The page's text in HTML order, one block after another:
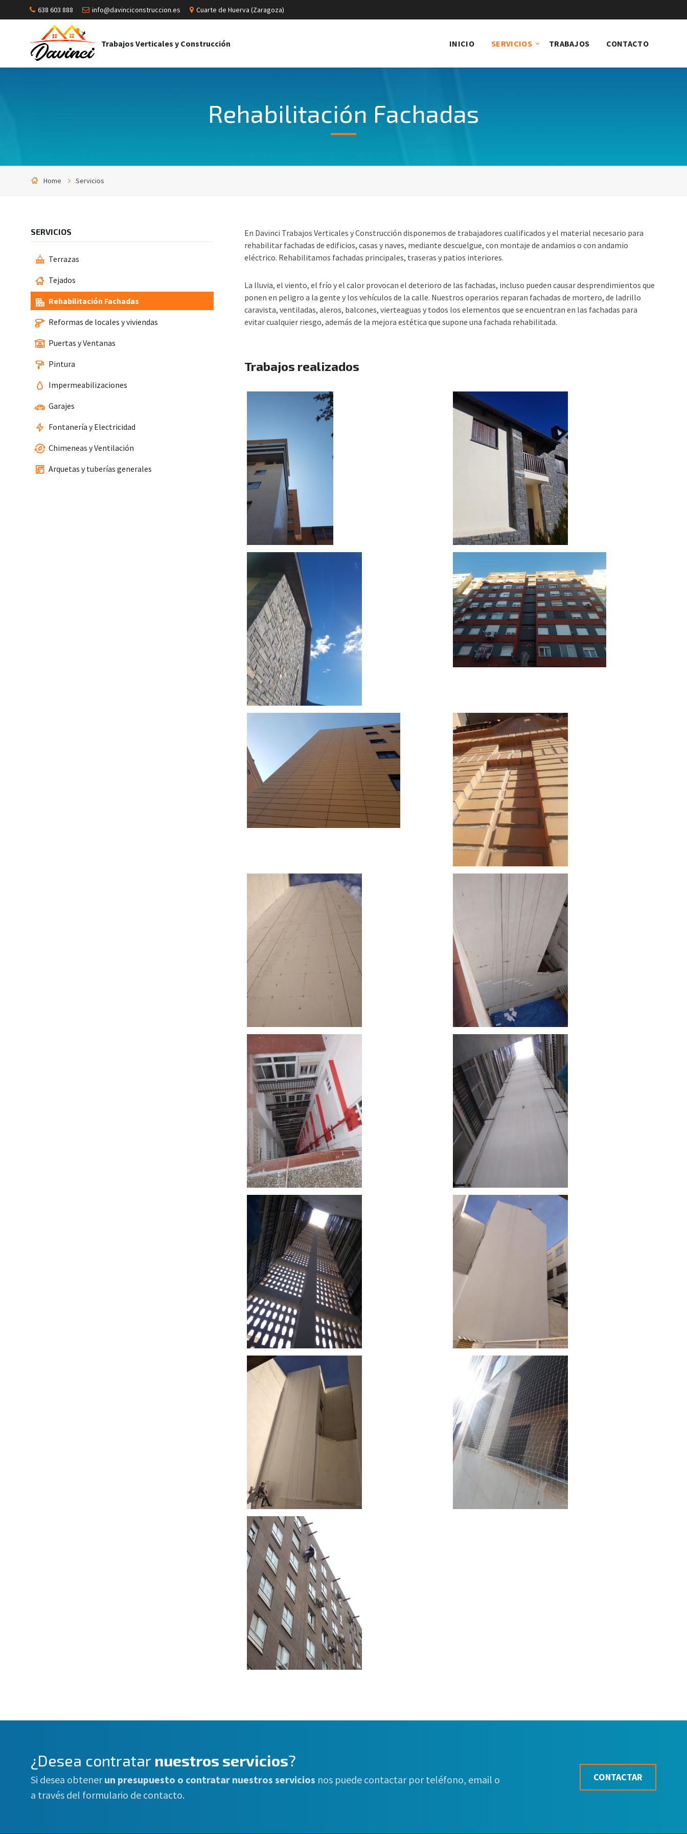
638 603 888 info@davinciconstruccion.es Cuarte de Huerva (Zaragoza)
Trabajos Verticales y Construcción INICIO SERVICIOS TRABAJOS CONTACTO
Rehabilitación Fachadas
Home Servicios
En Davinci Trabajos Verticales y Construcción disponemos de trabajadores cualificados y el material necesario para
rehabilitar fachadas de edificios, casas y naves, mediante descuelgue, con montaje de andamios o con andamio
eléctrico. Rehabilitamos fachadas principales, traseras y patios interiores.
La lluvia, el viento, el frío y el calor provocan el deterioro de las fachadas, incluso pueden causar desprendimientos que
ponen en peligro a la gente y los vehículos de la calle. Nuestros operarios reparan fachadas de mortero, de ladrillo
caravista, ventiladas, aleros, balcones, vierteaguas y todos los elementos que se encuentran en las fachadas para
evitar cualquier riesgo, además de la mejora estética que supone una fachada rehabilitada.
Trabajos realizados
SERVICIOS
Terrazas
Tejados
Rehabilitación Fachadas
Reformas de locales y viviendas
Puertas y Ventanas
Pintura
Impermeabilizaciones
Garajes
Fontanería y Electricidad
Chimeneas y Ventilación
Arquetas y tuberías generales
¿Desea contratar nuestros servicios?
Si desea obtenerun presupuesto o contratar nuestros servicios nos puede contactar por teléfono, email o
a través del formulario de contacto.
CONTACTAR